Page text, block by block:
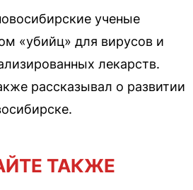
ученые
«убийц» для вирусов и
лекарств.
рассказывал о развитии
ТАКЖЕ